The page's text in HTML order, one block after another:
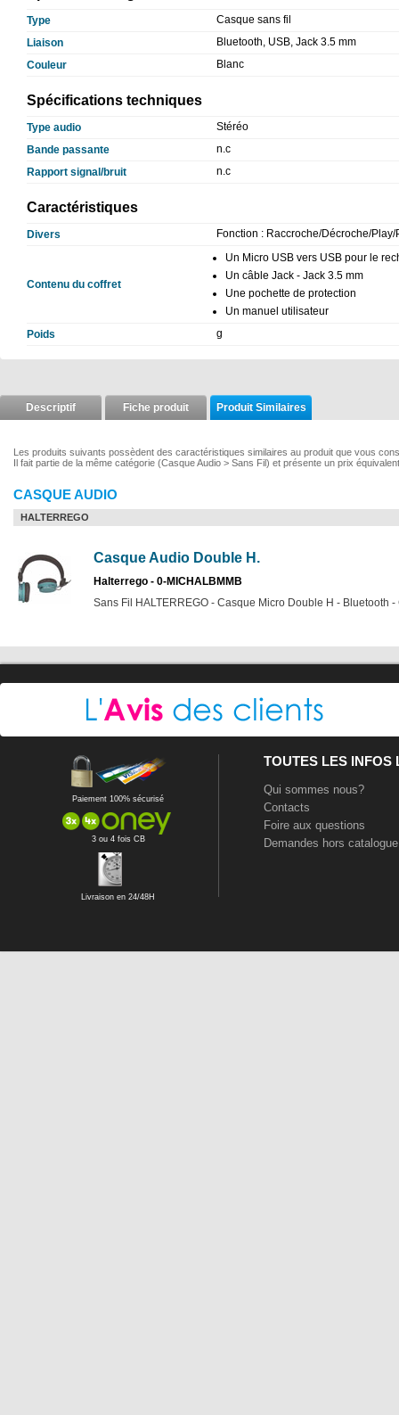
Type
Casque sans fil
Liaison
Bluetooth, USB, Jack 3.5 mm
Couleur
Blanc
Spécifications techniques
Type audio
Stéréo
Bande passante
n.c
Rapport signal/bruit
n.c
Caractéristiques
Divers Fonction : Raccroche/Décroche/
Contenu du coffret
Un Micro USB vers USB pour le
Un câble Jack - Jack 3.5 mm
Une pochette de protection
Un manuel utilisateur
Poids
g
Descriptif Fiche produit Produit Similaires
Les produits suivants possèdent des caractéristiques similaires au produit que vous
Il fait partie de la même catégorie (Casque Audio > Sans Fil) et présente un prix
CASQUE AUDIO
HALTERREGO
Casque Audio Double H.
Halterrego - 0-MICHALBMMB
Sans Fil HALTERREGO - Casque Micro Double H - Bluetooth
Paiement 100% sécurisé
3 ou 4 fois CB
Livraison en 24/48H
TOUTES LES INFOS
Qui sommes nous?
Contacts
Foire aux questions
Demandes hors catalogue